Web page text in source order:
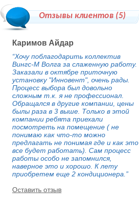
Отзывы клиентов (5)
Каримов Айдар
“Хочу поблагодарить коллектив
Вингс-М Волга за слаженную работу.
Заказали в октябре приточную
установку "Инновент", очень рады.
Процесс выбора был довольно
сложным т.к. я не профессионал.
Обращался в другие компании, цены
былы раза в 3 выше. Только в этой
компании ребята приехали
посмотреть на помещение ( не
понимаю как что-то можно
предлагать не понимая где и как это
все будет работать). Сам процесс
работы особо не запомнился,
наверное это и хорошо. К лету
приобретем еще 2 кондиционера.”
Оставить отзыв